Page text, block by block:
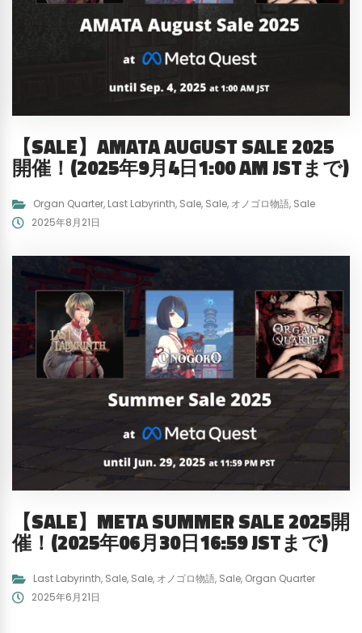
【SALE】AMATA AUGUST SALE 2025
開催！(2025年9月4日1:00 AM JSTまで)
Organ Quarter, Last Labyrinth, Sale, Sale, オノゴロ物語, Sale
2025年8月21日
【SALE】META SUMMER SALE 2025開
催！(2025年06月30日16:59 JSTまで)
Last Labyrinth, Sale, Sale, オノゴロ物語, Sale, Organ Quarter
2025年6月21日